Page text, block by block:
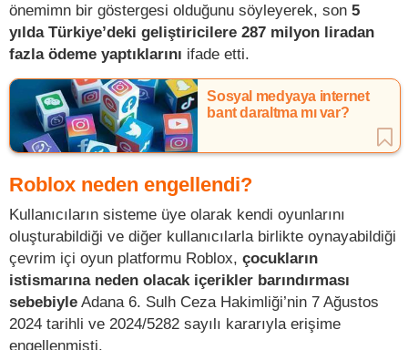
önemimn bir göstergesi olduğunu söyleyerek, son 5
yılda Türkiye’deki geliştiricilere 287 milyon liradan
fazla ödeme yaptıklarını ifade etti.
Sosyal medyaya internet
bant daraltma mı var?
Roblox neden engellendi?
Kullanıcıların sisteme üye olarak kendi oyunlarını
oluşturabildiği ve diğer kullanıcılarla birlikte oynayabildiği
çevrim içi oyun platformu Roblox, çocukların
istismarına neden olacak içerikler barındırması
sebebiyle Adana 6. Sulh Ceza Hakimliği’nin 7 Ağustos
2024 tarihli ve 2024/5282 sayılı kararıyla erişime
engellenmişti.